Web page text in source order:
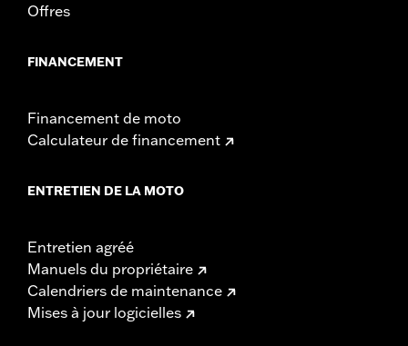
Offres
FINANCEMENT
Financement de moto
Calculateur de financement
ENTRETIEN DE LA MOTO
Entretien agréé
Manuels du propriétaire
Calendriers de maintenance
Mises à jour logicielles